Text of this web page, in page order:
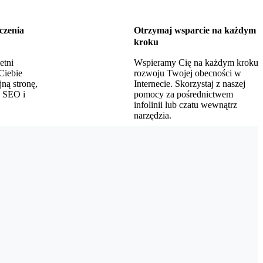
stronę,
SEO i
Otrzymaj wsparcie na każdym
kroku
Wspieramy Cię na każdym kroku
rozwoju Twojej obecności w
Internecie. Skorzystaj z naszej
pomocy za pośrednictwem
infolinii lub czatu wewnątrz
narzędzia.